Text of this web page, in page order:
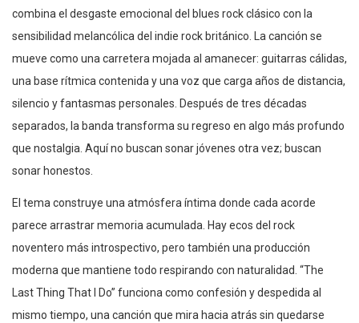
combina el desgaste emocional del blues rock clásico con la
sensibilidad melancólica del indie rock británico. La canción se
mueve como una carretera mojada al amanecer: guitarras cálidas,
una base rítmica contenida y una voz que carga años de distancia,
silencio y fantasmas personales. Después de tres décadas
separados, la banda transforma su regreso en algo más profundo
que nostalgia. Aquí no buscan sonar jóvenes otra vez; buscan
sonar honestos.
El tema construye una atmósfera íntima donde cada acorde
parece arrastrar memoria acumulada. Hay ecos del rock
noventero más introspectivo, pero también una producción
moderna que mantiene todo respirando con naturalidad. “The
Last Thing That I Do” funciona como confesión y despedida al
mismo tiempo, una canción que mira hacia atrás sin quedarse